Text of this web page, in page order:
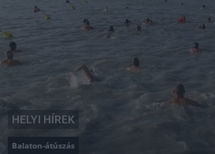
HELYI HÍREK
Balaton-átúszás